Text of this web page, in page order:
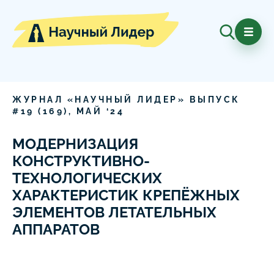
ЖУРНАЛ «НАУЧНЫЙ ЛИДЕР» ВЫПУСК
# 19 ( 169), МАЙ ‘24
МОДЕРНИЗАЦИЯ
КОНСТРУКТИВНО-
ТЕХНОЛОГИЧЕСКИХ
ХАРАКТЕРИСТИК КРЕПЁЖНЫХ
ЭЛЕМЕНТОВ ЛЕТАТЕЛЬНЫХ
АППАРАТОВ